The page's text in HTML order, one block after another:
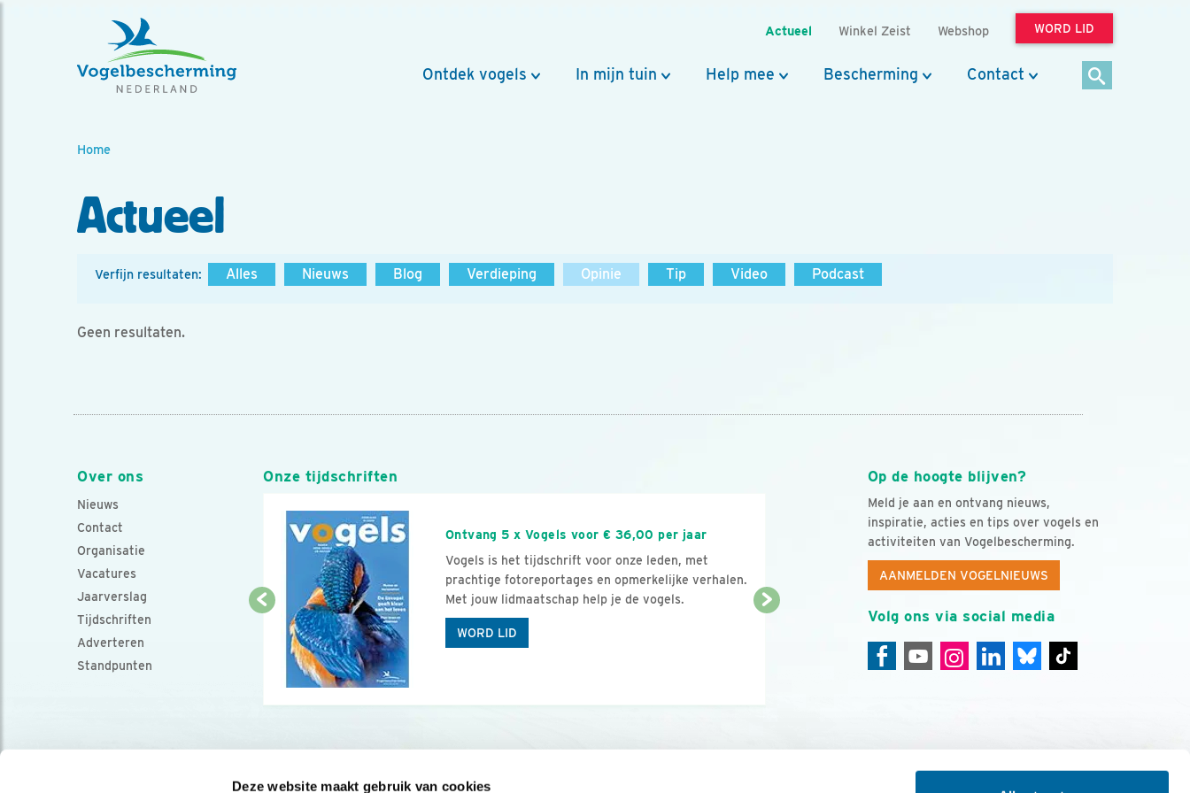
Deze website maakt gebruik van cookies
Actueel Winkel Zeist Webshop WORD LID
Ontdek vogels In mijn tuin Help mee Bescherming Contact
Home
Actueel
Verfijn resultaten: Alles Nieuws Blog Verdieping Opinie Tip Video Podcast
Geen resultaten.
Over ons
Nieuws
Contact
Organisatie
Vacatures
Jaarverslag
Tijdschriften
Adverteren
Standpunten
Op de hoogte blijven?
Meld je aan en ontvang nieuws,
inspiratie, acties en tips over vogels en
activiteiten van Vogelbescherming.
AANMELDEN VOGELNIEUWS
Volg ons via social media
Onze tijdschriften
Ontvang 5 x Vogels voor € 36,00 per jaar
Vogels is het tijdschrift voor onze leden, met
prachtige fotoreportages en opmerkelijke verhalen.
Met jouw lidmaatschap help je de vogels.
WORD LID